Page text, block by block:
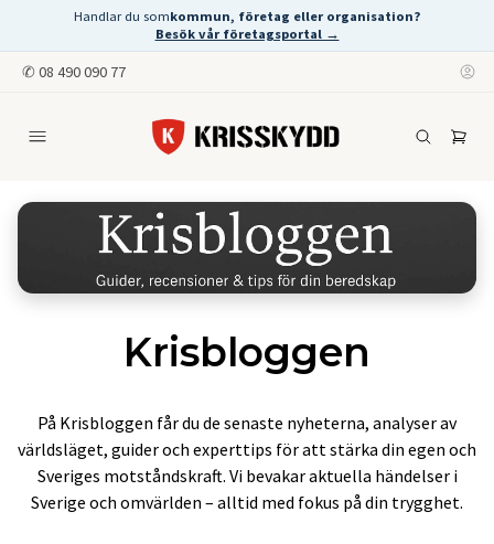
Handlar du somkommun, företag eller organisation?
Besök vår företagsportal →
✆ 08 490 090 77
Krisbloggen
På Krisbloggen får du de senaste nyheterna, analyser av
världsläget, guider och experttips för att stärka din egen och
Sveriges motståndskraft. Vi bevakar aktuella händelser i
Sverige och omvärlden – alltid med fokus på din trygghet.